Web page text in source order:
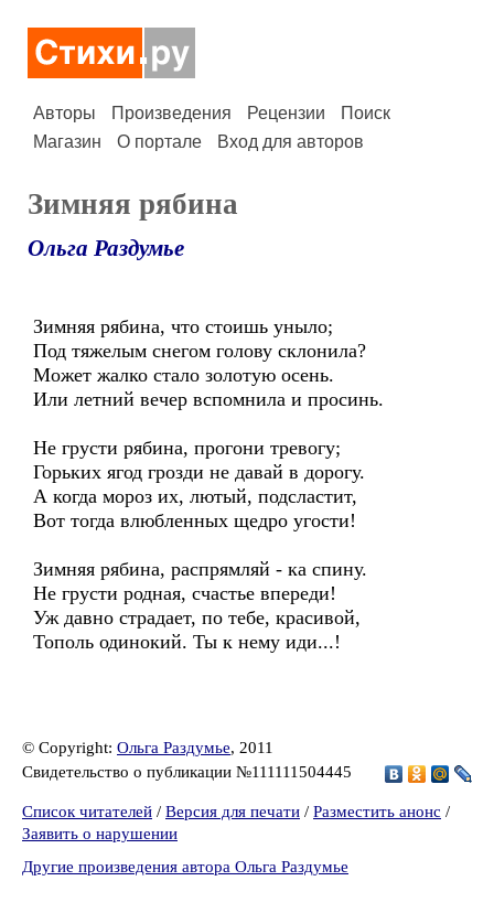
Авторы Произведения Рецензии
Поиск
Магазин
О портале Вход для авторов
Зимняя рябина
Ольга Раздумье
Зимняя рябина, что стоишь уныло;
Под тяжелым снегом голову склонила?
Может жалко стало золотую осень.
Или летний вечер вспомнила и просинь.
Не грусти рябина, прогони тревогу;
Горьких ягод грозди не давай в дорогу.
А когда мороз их, лютый, подсластит,
Вот тогда влюбленных щедро угости!
Зимняя рябина, распрямляй - ка спину.
Не грусти родная, счастье впереди!
Уж давно страдает, по тебе, красивой,
Тополь одинокий. Ты к нему иди...!
© Copyright: Ольга Раздумье, 2011
Свидетельство о публикации №111111504445
Список читателей / Версия для печати / Разместить анонс /
Заявить о нарушении
Другие произведения автора Ольга Раздумье